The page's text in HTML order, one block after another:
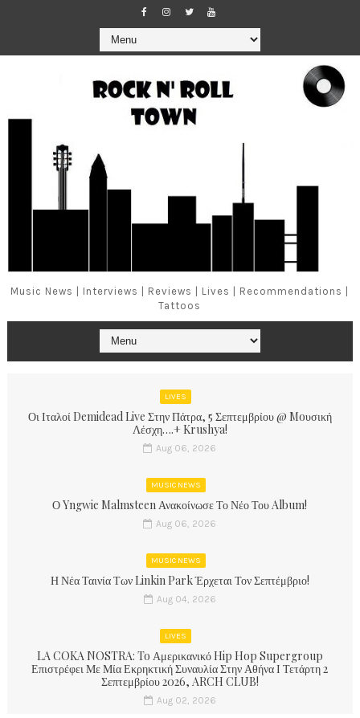
Music News | Interviews | Reviews | Lives | Recommendations |
Tattoos
LIVES
Οι Ιταλοί Demidead Live Στην Πάτρα, 5 Σεπτεμβρίου @ Moυσική
Λέσχη….+ Krushya!
Aug 06, 2026
MUSIC NEWS
Ο Yngwie Malmsteen Ανακοίνωσε Το Νέο Του Album!
Aug 06, 2026
MUSIC NEWS
Η Νέα Ταινία Των Linkin Park Έρχεται Τον Σεπτέμβριο!
Aug 04, 2026
LIVES
LA COKA NOSTRA: To Αμερικανικό Hip Hop Supergroup
Επιστρέφει Με Μία Εκρηκτική Συναυλία Στην Αθήνα Ι Τετάρτη 2
Σεπτεμβρίου 2026, ARCH CLUB!
Aug 02, 2026